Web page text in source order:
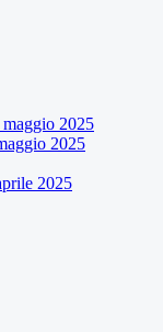
2025
2025
2025